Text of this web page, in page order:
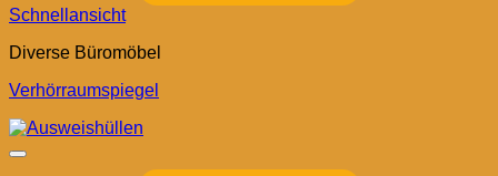
Schnellansicht
Diverse Büromöbel
Verhörraumspiegel